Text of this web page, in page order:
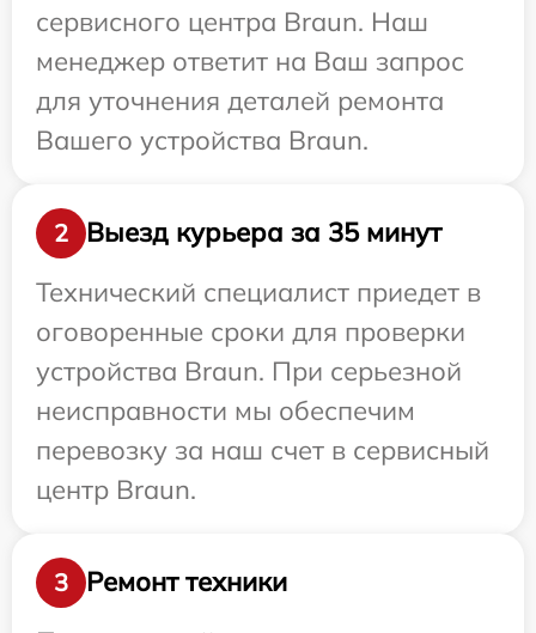
сервисного центра Braun. Наш
менеджер ответит на Ваш запрос
для уточнения деталей ремонта
Вашего устройства Braun.
2
Выезд курьера за 35 минут
Технический специалист приедет в
оговоренные сроки для проверки
устройства Braun. При серьезной
неисправности мы обеспечим
перевозку за наш счет в сервисный
центр Braun.
3
Ремонт техники